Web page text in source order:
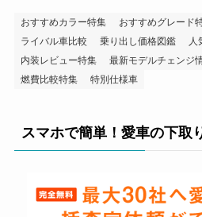
おすすめカラー特集 おすすめグレード
ライバル車比較
乗り出し価格図鑑
人
内装レビュー特集
最新モデルチェンジ
燃費比較特集
特別仕様車
スマホで簡単！愛車の下取